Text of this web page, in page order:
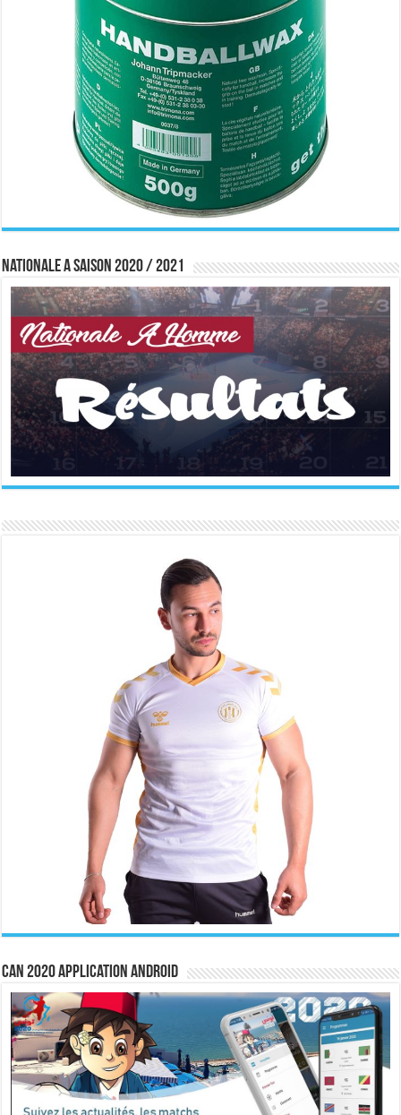
Nationale A saison 2020 / 2021
CAN 2020 Application Android